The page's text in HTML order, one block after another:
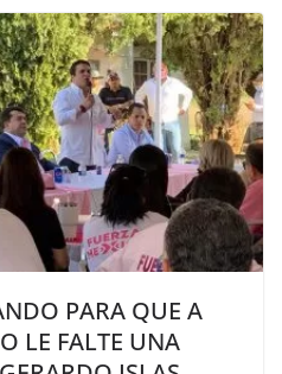
PARA QUE A
LE FALTE UNA